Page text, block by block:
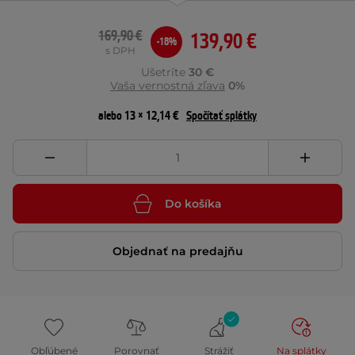
139,90 €
169,90 €
s DPH
-18%
Ušetríte 30 €
Vaša vernostná zľava 0%
alebo 13 × 12,14 € Spočítať splátky
Do košíka
Objednať na predajňu
Obľúbené Porovnať Strážiť Na splátky